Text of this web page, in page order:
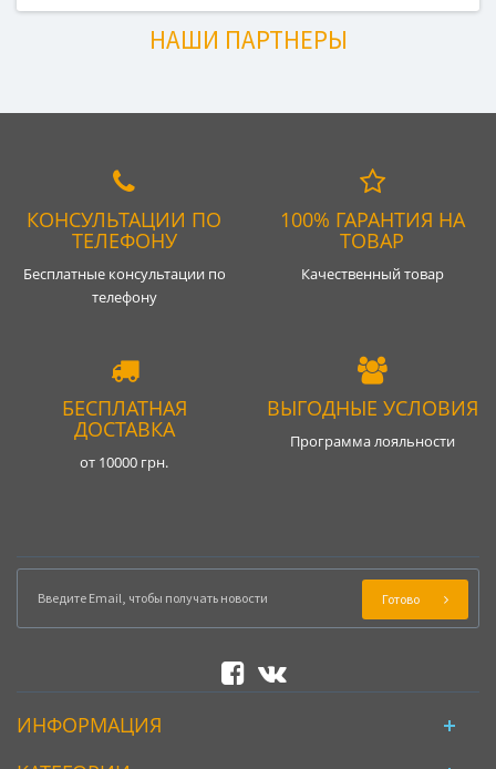
НАШИ ПАРТНЕРЫ
КОНСУЛЬТАЦИИ ПО
ТЕЛЕФОНУ
Бесплатные консультации по
телефону
100% ГАРАНТИЯ НА
ТОВАР
Качественный товар
БЕСПЛАТНАЯ
ДОСТАВКА
от 10000 грн.
ВЫГОДНЫЕ УСЛОВИЯ
Программа лояльности
Готово
ИНФОРМАЦИЯ